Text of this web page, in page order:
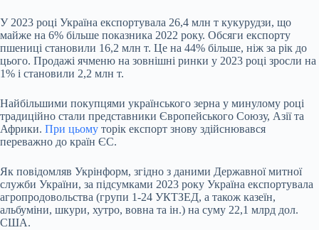
У 2023 році Україна експортувала 26,4 млн т кукурудзи, що
майже на 6% більше показника 2022 року. Обсяги експорту
пшениці становили 16,2 млн т. Це на 44% більше, ніж за рік до
цього. Продажі ячменю на зовнішні ринки у 2023 році зросли на
1% і становили 2,2 млн т.
Найбільшими покупцями українського зерна у минулому році
традиційно стали представники Європейського Союзу, Азії та
Африки. При цьому торік експорт знову здійснювався
переважно до країн ЄС.
Як повідомляв Укрінформ, згідно з даними Державної митної
служби України, за підсумками 2023 року Україна експортувала
агропродовольства (групи 1-24 УКТЗЕД, а також казеїн,
альбуміни, шкури, хутро, вовна та ін.) на суму 22,1 млрд дол.
США.